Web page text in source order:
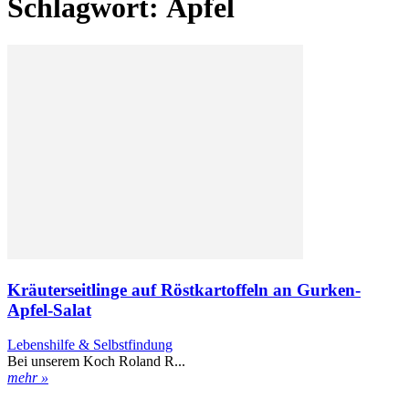
Schlagwort: Äpfel
Kräuterseitlinge auf Röstkartoffeln an Gurken-
Apfel-Salat
Lebenshilfe & Selbstfindung
Bei unserem Koch Roland R...
mehr »